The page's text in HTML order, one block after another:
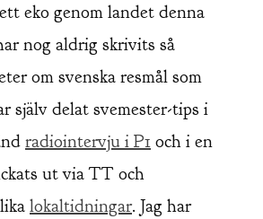
eko genom landet denna
nog aldrig skrivits så
om svenska resmål som
själv delat svemester-tips i
radiointervju i P1 och i en
ut via TT och
lokaltidningar. Jag har